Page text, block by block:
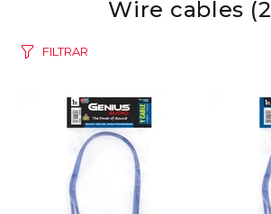
Wire cables
FILTRAR